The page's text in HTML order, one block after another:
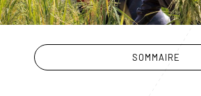
SOMMAIRE